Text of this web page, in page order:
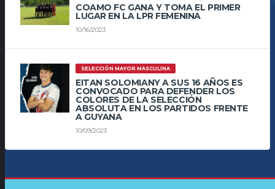
COAMO FC GANA Y TOMA EL PRIMER
LUGAR EN LA LPR FEMENINA
10/16/2023
SELECCIÓN MAYOR MASCULINA
EITAN SOLOMIANY A SUS 16 AÑOS ES
CONVOCADO PARA DEFENDER LOS
COLORES DE LA SELECCIÓN
ABSOLUTA EN LOS PARTIDOS FRENTE
A GUYANA
10/09/2023